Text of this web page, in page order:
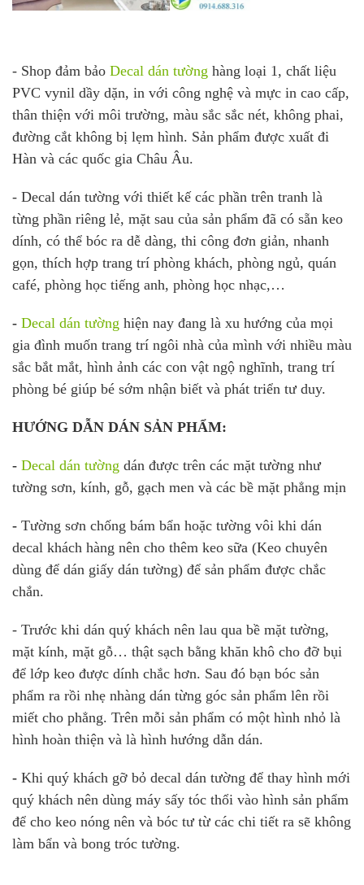
- Shop đảm bảo Decal dán tường hàng loại 1, chất liệu
PVC vynil dầy dặn, in với công nghệ và mực in cao cấp,
thân thiện với môi trường, màu sắc sắc nét, không phai,
đường cắt không bị lẹm hình. Sản phẩm được xuất đi
Hàn và các quốc gia Châu Âu.
- Decal dán tường với thiết kế các phần trên tranh là
từng phần riêng lẻ, mặt sau của sản phẩm đã có sẵn keo
dính, có thể bóc ra dễ dàng, thi công đơn giản, nhanh
gọn, thích hợp trang trí phòng khách, phòng ngủ, quán
café, phòng học tiếng anh, phòng học nhạc,…
- Decal dán tường hiện nay đang là xu hướng của mọi
gia đình muốn trang trí ngôi nhà của mình với nhiều màu
sắc bắt mắt, hình ảnh các con vật ngộ nghĩnh, trang trí
phòng bé giúp bé sớm nhận biết và phát triển tư duy.
HƯỚNG DẪN DÁN SẢN PHẨM:
- Decal dán tường dán được trên các mặt tường như
tường sơn, kính, gỗ, gạch men và các bề mặt phẳng mịn
- Tường sơn chống bám bẩn hoặc tường vôi khi dán
decal khách hàng nên cho thêm keo sữa (Keo chuyên
dùng để dán giấy dán tường) để sản phẩm được chắc
chắn.
- Trước khi dán quý khách nên lau qua bề mặt tường,
mặt kính, mặt gỗ… thật sạch bằng khăn khô cho đỡ bụi
để lớp keo được dính chắc hơn. Sau đó bạn bóc sản
phẩm ra rồi nhẹ nhàng dán từng góc sản phẩm lên rồi
miết cho phẳng. Trên mỗi sản phẩm có một hình nhỏ là
hình hoàn thiện và là hình hướng dẫn dán.
- Khi quý khách gỡ bỏ decal dán tường để thay hình mới
quý khách nên dùng máy sấy tóc thổi vào hình sản phẩm
để cho keo nóng nên và bóc tư từ các chi tiết ra sẽ không
làm bẩn và bong tróc tường.